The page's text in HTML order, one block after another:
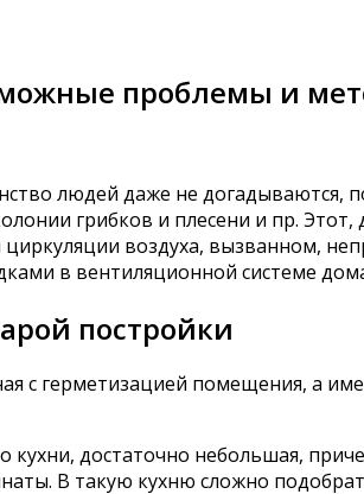
проблемы и
людей даже не догадываются,
грибков и плесени и пр.
воздуха, вызванном,
в вентиляционной системе
постройки
с герметизацией помещения, а
достаточно небольшая,
В такую кухню сложно